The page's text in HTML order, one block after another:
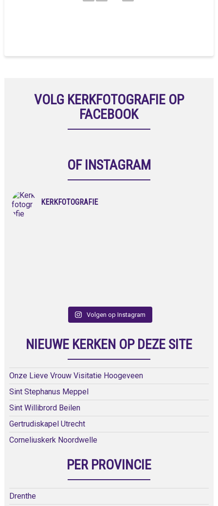
VOLG KERKFOTOGRAFIE OP
FACEBOOK
OF INSTAGRAM
KERKFOTOGRAFIE
Volgen op Instagram
NIEUWE KERKEN OP DEZE SITE
Onze Lieve Vrouw Visitatie Hoogeveen
Sint Stephanus Meppel
Sint Willibrord Beilen
Gertrudiskapel Utrecht
Corneliuskerk Noordwelle
PER PROVINCIE
Drenthe